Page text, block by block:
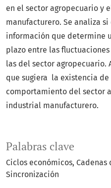
Palabras clave
Ciclos económicos Cadenas
Sincronización
en el sector agropecuario y
manufacturero. Se analiza
información que determine
plazo entre las
las del sector agropecuario.
que sugiera la existencia
comportamiento del sector
industrial manufacturero.